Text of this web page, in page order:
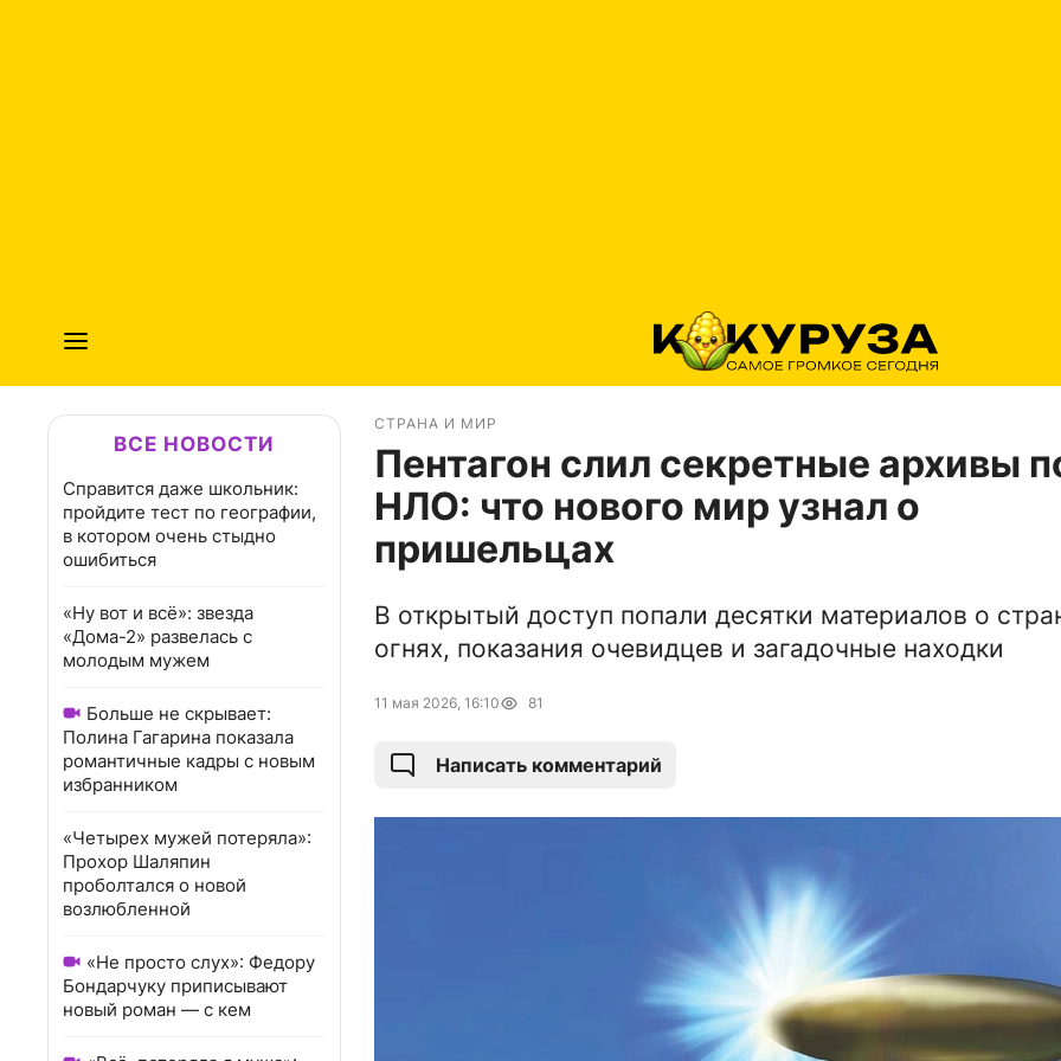
ВСЕ НОВОСТИ
Справится даже школьник:
пройдите тест по географии,
в котором очень стыдно
ошибиться
«Ну вот и всё»: звезда
«Дома-2» развелась с
молодым мужем
Больше не скрывает:
Полина Гагарина показала
романтичные кадры с новым
избранником
«Четырех мужей потеряла»:
Прохор Шаляпин
проболтался о новой
возлюбленной
«Не просто слух»: Федору
Бондарчуку приписывают
новый роман — с кем
СТРАНА И МИР
Пентагон слил секретные архивы
НЛО: что нового мир узнал о
пришельцах
В открытый доступ попали десятки материалов о
огнях, показания очевидцев и загадочные находки
11 мая 2026, 16:10 81
Написать комментарий